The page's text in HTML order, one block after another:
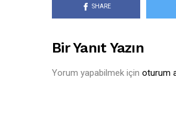
SHARE
Bir Yanıt Yazın
Yorum yapabilmek için oturum